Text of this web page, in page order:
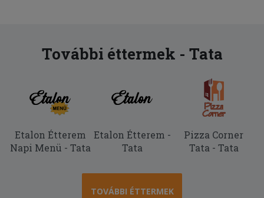
csak keveredés, de a telefonja ki volt
kapcsolva. Az étterem sem vette fel,
2025-07-07 - Helga:
A gyros ehetetlen volt,a pizza korom
További éttermek - Tata
Etalon Étterem
Napi Menü - Tata
Etalon Étterem -
Tata
Pizza Corner
Tata - Tata
TOVÁBBI ÉTTERMEK